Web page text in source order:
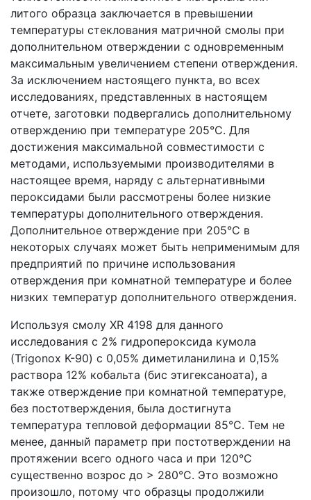
литого образца заключается в превышении
температуры стеклования матричной смолы при
дополнительном отверждении с одновременным
максимальным увеличением степени отверждения.
За исключением настоящего пункта, во всех
исследованиях, представленных в настоящем
отчете, заготовки подвергались дополнительному
отверждению при температуре 205°С. Для
достижения максимальной совместимости с
методами, используемыми производителями в
настоящее время, наряду с альтернативными
пероксидами были рассмотрены более низкие
температуры дополнительного отверждения.
Дополнительное отверждение при 205°С в
некоторых случаях может быть неприменимым для
предприятий по причине использования
отверждения при комнатной температуре и более
низких температур дополнительного отверждения.
Используя смолу XR 4198 для данного
исследования с 2% гидропероксида кумола
(Trigonox K-90) с 0,05% диметиланилина и 0,15%
раствора 12% кобальта (бис этигексаноата), а
также отверждение при комнатной температуре,
без постотверждения, была достигнута
температура тепловой деформации 85°C. Тем не
менее, данный параметр при постотверждении на
протяжении всего одного часа и при 120°C
существенно возрос до > 280°C. Это возможно
произошло, потому что образцы продолжили